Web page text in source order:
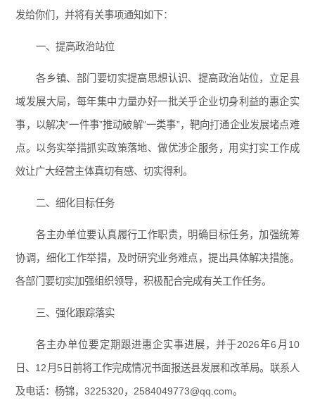
发给你们，并将有关事项通知如下：
一、提高政治站位
各乡镇、部门要切实提高思想认识、提高政治站位，立足县
域发展大局，每年集中力量办好一批关乎企业切身利益的惠企实
事，以解决“一件事”推动破解“一类事”，靶向打通企业发展堵点难
点。以务实举措抓实政策落地、做优涉企服务，用实打实工作成
效让广大经营主体真切有感、切实得利。
二、细化目标任务
各主办单位要认真履行工作职责，明确目标任务，加强统筹
协调，细化工作举措，及时研究业务难点，提出具体解决措施。
各部门要切实加强组织领导，积极配合完成有关工作任务。
三、强化跟踪落实
各主办单位要定期跟进惠企实事进展，并于2026年6月10
日、12月5日前将工作完成情况书面报送县发展和改革局。联系人
及电话：杨锦，3225320，2584049773@qq.com。